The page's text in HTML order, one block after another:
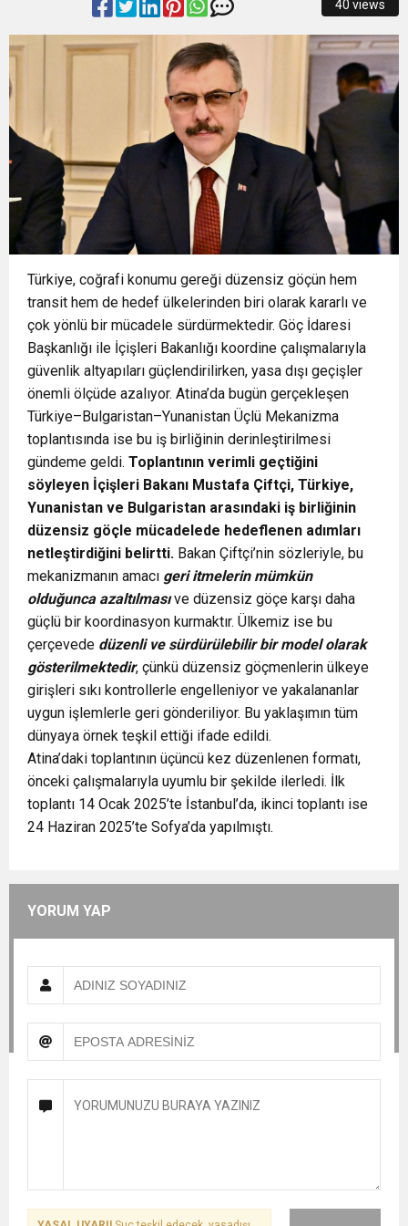
Başkan Şadi Özdemir, Esentepeliler’i dinledi
15:18 İzmir Büyükşehir Belediyesi’nden Zübeyde
Hanım Stadı açıklaması: Süreç emin adımlarla
ilerliyor
15:13 Osmangazi’de Kaldırımlar İşgalden Temizlendi
0:37 SATRANÇTA BURSA BÜYÜKŞEHİR FARKI
16:33 İLKLERİN FESTİVALİNDE ÇOCUKLAR DA ŞEN
ŞAKRAK
40 views
Türkiye, coğrafi konumu gereği düzensiz göçün hem
transit hem de hedef ülkelerinden biri olarak kararlı ve
çok yönlü bir mücadele sürdürmektedir. Göç İdaresi
Başkanlığı ile İçişleri Bakanlığı koordine çalışmalarıyla
güvenlik altyapıları güçlendirilirken, yasa dışı geçişler
önemli ölçüde azalıyor. Atina’da bugün gerçekleşen
Türkiye–Bulgaristan–Yunanistan Üçlü Mekanizma
toplantısında ise bu iş birliğinin derinleştirilmesi
gündeme geldi. Toplantının verimli geçtiğini
söyleyen İçişleri Bakanı Mustafa Çiftçi, Türkiye,
Yunanistan ve Bulgaristan arasındaki iş birliğinin
düzensiz göçle mücadelede hedeflenen adımları
netleştirdiğini belirtti. Bakan Çiftçi’nin sözleriyle, bu
mekanizmanın amacı geri itmelerin mümkün
olduğunca azaltılmasıve düzensiz göçe karşı daha
güçlü bir koordinasyon kurmaktır. Ülkemiz ise bu
çerçevede düzenli ve sürdürülebilir bir model olarak
gösterilmektedir, çünkü düzensiz göçmenlerin ülkeye
girişleri sıkı kontrollerle engelleniyor ve yakalananlar
uygun işlemlerle geri gönderiliyor. Bu yaklaşımın tüm
dünyaya örnek teşkil ettiği ifade edildi.
Atina’daki toplantının üçüncü kez düzenlenen formatı,
önceki çalışmalarıyla uyumlu bir şekilde ilerledi. İlk
toplantı 14 Ocak 2025’te İstanbul’da, ikinci toplantı ise
24 Haziran 2025’te Sofya’da yapılmıştı.
YORUM YAP